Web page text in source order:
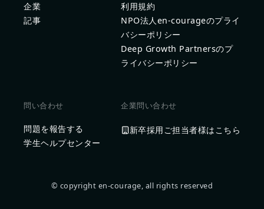
企業
記事
利用規約
NPO法人en-courageのプライ
バシーポリシー
Deep Growth Partnersのプ
ライバシーポリシー
問い合わせ
問題を報告する
学生ヘルプセンター
企業問い合わせ
新卒採用ご担当者様はこちら
© copyright en-courage, all rights reserved